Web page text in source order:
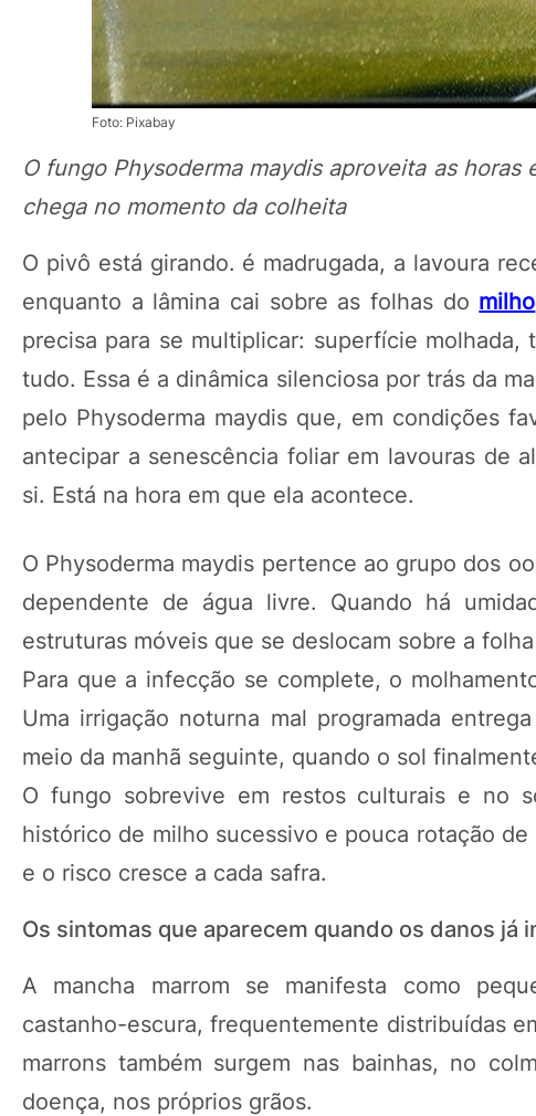
Foto: Pixabay
O fungo Physoderma maydis aproveita as
chega no momento da colheita
O pivô está girando. é madrugada, a lavoura
enquanto a lâmina cai sobre as folhas do milho
precisa para se multiplicar: superfície
tudo. Essa é a dinâmica silenciosa por trás da
pelo Physoderma maydis que, em condições
antecipar a senescência foliar em lavouras de
si. Está na hora em que ela acontece.
O Physoderma maydis pertence ao grupo dos
dependente de água livre. Quando há
estruturas móveis que se deslocam sobre a
Para que a infecção se complete, o
Uma irrigação noturna mal programada
meio da manhã seguinte, quando o sol
O fungo sobrevive em restos culturais e no
histórico de milho sucessivo e pouca rotação
e o risco cresce a cada safra.
Os sintomas que aparecem quando os danos já
A mancha marrom se manifesta como
castanho-escura, frequentemente distribuídas
marrons também surgem nas bainhas, no
doença, nos próprios grãos.